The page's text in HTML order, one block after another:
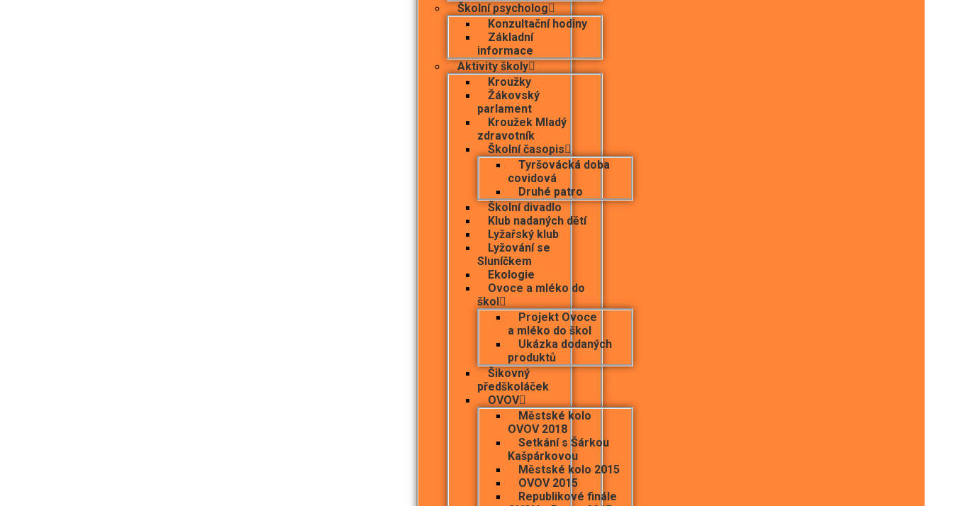
Školní psycholog
Konzultační hodiny
Základní
informace
Aktivity školy
Kroužky
Žákovský
parlament
Kroužek Mladý
zdravotník
Školní časopis
Tyršovácká doba
covidová
Druhé patro
Školní divadlo
Klub nadaných dětí
Lyžařský klub
Lyžování se
Sluníčkem
Ekologie
Ovoce a mléko do
škol
Projekt Ovoce
a mléko do škol
Ukázka dodaných
produktů
Šikovný
předškoláček
OVOV
Městské kolo
OVOV 2018
Setkání s Šárkou
Kašpárkovou
Městské kolo 2015
OVOV 2015
Republikové finále